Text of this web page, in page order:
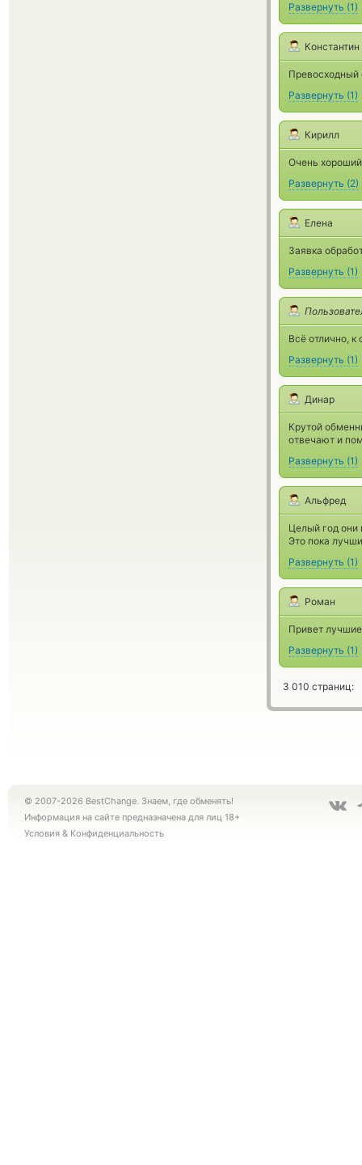
Развернуть (1)
Константин
Превосходный
Развернуть (1)
Кирилл
Очень
Развернуть (2)
Елена
Заявка
Развернуть (1)
Всё отлично,
Развернуть (1)
Динар
Крутой
отвечают и
Развернуть (1)
Альфред
Целый год они
Это пока
Развернуть (1)
Роман
Привет
Развернуть (1)
3 010 страниц:
© 2007-2026 BestChange. Знаем, где обменять!
Информация на сайте предназначена для лиц 18+
Условия & Конфиденциальность